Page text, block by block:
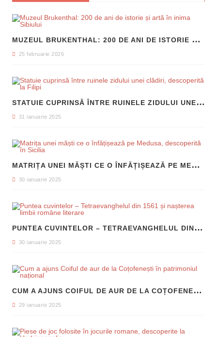
M
UZEUL BRUKENTHAL: 200 DE ANI DE ISTORIE ȘI ARTĂ ÎN INIMA SIBIULUI
25 februarie 2026
S
TATUIE CUPRINSĂ ÎNTRE RUINELE ZIDULUI UNEI CLĂDIRI, DESCOPERITĂ LA FILIPI
31 ianuarie 2025
M
ATRIȚA UNEI MĂȘTI CE O ÎNFĂȚIȘEAZĂ PE MEDUSA, DESCOPERITĂ ÎN SICILIA
30 ianuarie 2025
P
UNTEA CUVINTELOR – TETRAEVANGHELUL DIN 1561 ȘI NAȘTEREA LIMBII ROMÂNE LITERARE
30 ianuarie 2025
C
UM A AJUNS COIFUL DE AUR DE LA COȚOFENEȘTI ÎN PATRIMONIUL NAȚIONAL
29 ianuarie 2025